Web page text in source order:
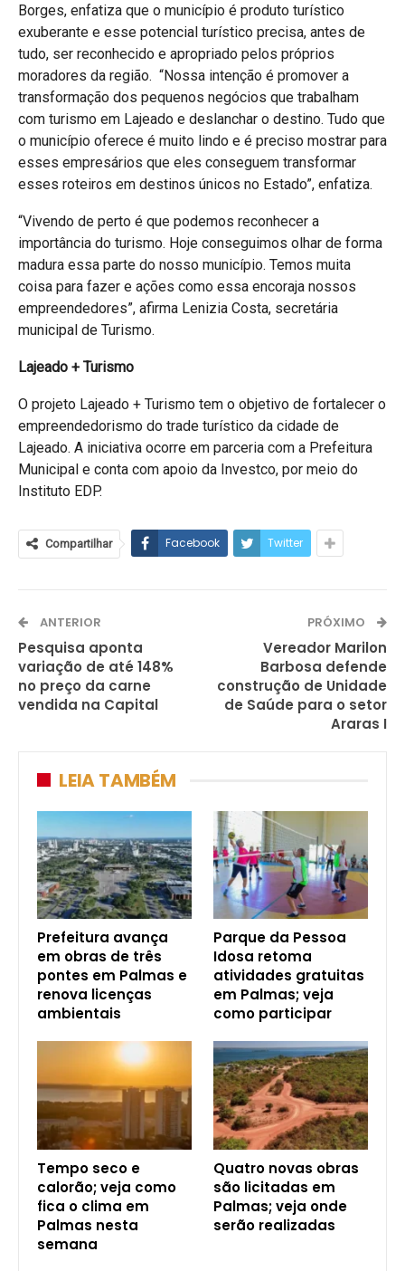
Borges, enfatiza que o município é produto turístico
exuberante e esse potencial turístico precisa, antes de
tudo, ser reconhecido e apropriado pelos próprios
moradores da região. “Nossa intenção é promover a
transformação dos pequenos negócios que trabalham
com turismo em Lajeado e deslanchar o destino. Tudo que
o município oferece é muito lindo e é preciso mostrar para
esses empresários que eles conseguem transformar
esses roteiros em destinos únicos no Estado”, enfatiza.
“Vivendo de perto é que podemos reconhecer a
importância do turismo. Hoje conseguimos olhar de forma
madura essa parte do nosso município. Temos muita
coisa para fazer e ações como essa encoraja nossos
empreendedores”, afirma Lenizia Costa, secretária
municipal de Turismo.
Lajeado + Turismo
O projeto Lajeado + Turismo tem o objetivo de fortalecer o
empreendedorismo do trade turístico da cidade de
Lajeado. A iniciativa ocorre em parceria com a Prefeitura
Municipal e conta com apoio da Investco, por meio do
Instituto EDP.
Compartilhar Facebook Twitter
ANTERIOR
Pesquisa aponta
variação de até 148%
no preço da carne
vendida na Capital
PRÓXIMO
Vereador Marilon
Barbosa defende
construção de Unidade
de Saúde para o setor
Araras I
LEIA TAMBÉM
Prefeitura avança
em obras de três
pontes em Palmas e
renova licenças
ambientais
Parque da Pessoa
Idosa retoma
atividades gratuitas
em Palmas; veja
como participar
Tempo seco e
calorão; veja como
fica o clima em
Palmas nesta
semana
Quatro novas obras
são licitadas em
Palmas; veja onde
serão realizadas